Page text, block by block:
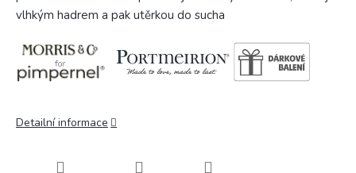
vlhkým hadrem a pak utěrkou do sucha
Detailní informace